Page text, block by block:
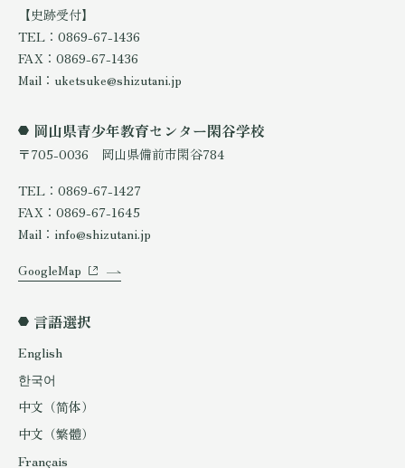
【史跡受付】
TEL：0869-67-1436
FAX：0869-67-1436
Mail：uketsuke@shizutani.jp
岡山県青少年教育センター閑谷学校
〒705-0036 岡山県備前市閑谷784
TEL：0869-67-1427
FAX：0869-67-1645
Mail：info@shizutani.jp
GoogleMap
言語選択
English
한국어
中文（简体）
中文（繁體）
Français